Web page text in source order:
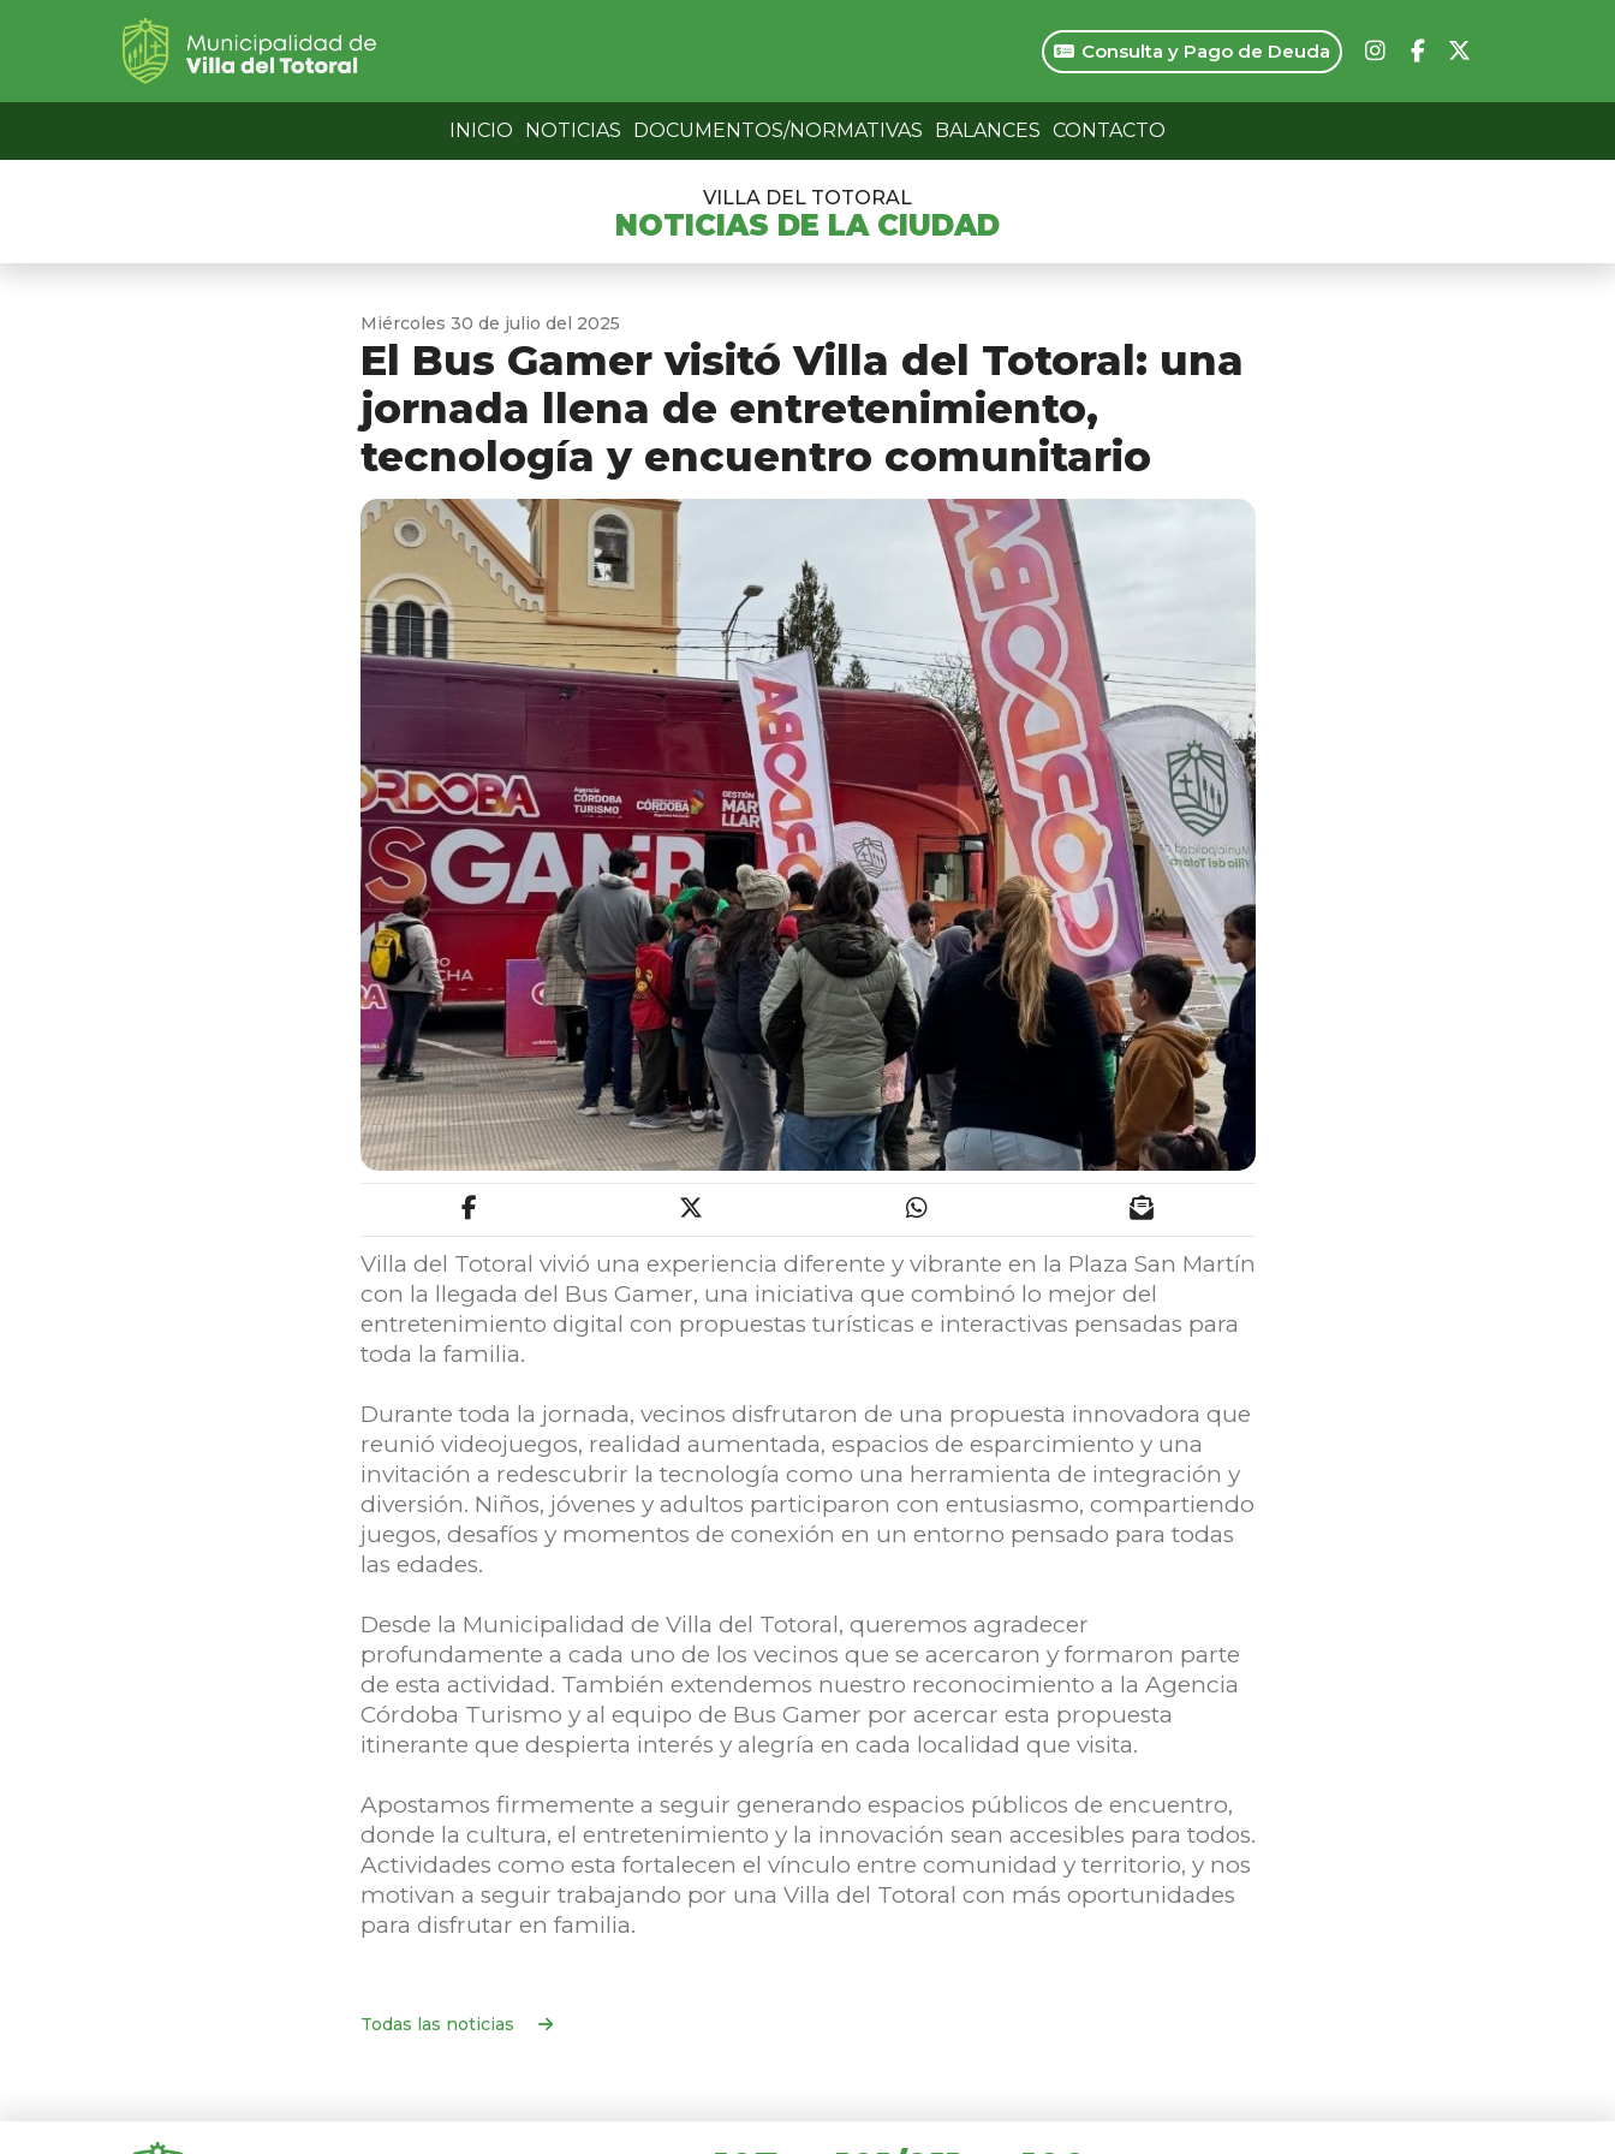
Consulta y Pago de Deuda
INICIO NOTICIAS DOCUMENTOS/NORMATIVAS BALANCES CONTACTO
VILLA DEL TOTORAL
NOTICIAS DE LA CIUDAD
Miércoles 30 de julio del 2025
El Bus Gamer visitó Villa del Totoral: una
jornada llena de entretenimiento,
tecnología y encuentro comunitario
Villa del Totoral vivió una experiencia diferente y vibrante en la Plaza San Martín
con la llegada del Bus Gamer, una iniciativa que combinó lo mejor del
entretenimiento digital con propuestas turísticas e interactivas pensadas para
toda la familia.
Durante toda la jornada, vecinos disfrutaron de una propuesta innovadora que
reunió videojuegos, realidad aumentada, espacios de esparcimiento y una
invitación a redescubrir la tecnología como una herramienta de integración y
diversión. Niños, jóvenes y adultos participaron con entusiasmo, compartiendo
juegos, desafíos y momentos de conexión en un entorno pensado para todas
las edades.
Desde la Municipalidad de Villa del Totoral, queremos agradecer
profundamente a cada uno de los vecinos que se acercaron y formaron parte
de esta actividad. También extendemos nuestro reconocimiento a la Agencia
Córdoba Turismo y al equipo de Bus Gamer por acercar esta propuesta
itinerante que despierta interés y alegría en cada localidad que visita.
Apostamos firmemente a seguir generando espacios públicos de encuentro,
donde la cultura, el entretenimiento y la innovación sean accesibles para todos.
Actividades como esta fortalecen el vínculo entre comunidad y territorio, y nos
motivan a seguir trabajando por una Villa del Totoral con más oportunidades
para disfrutar en familia.
Todas las noticias